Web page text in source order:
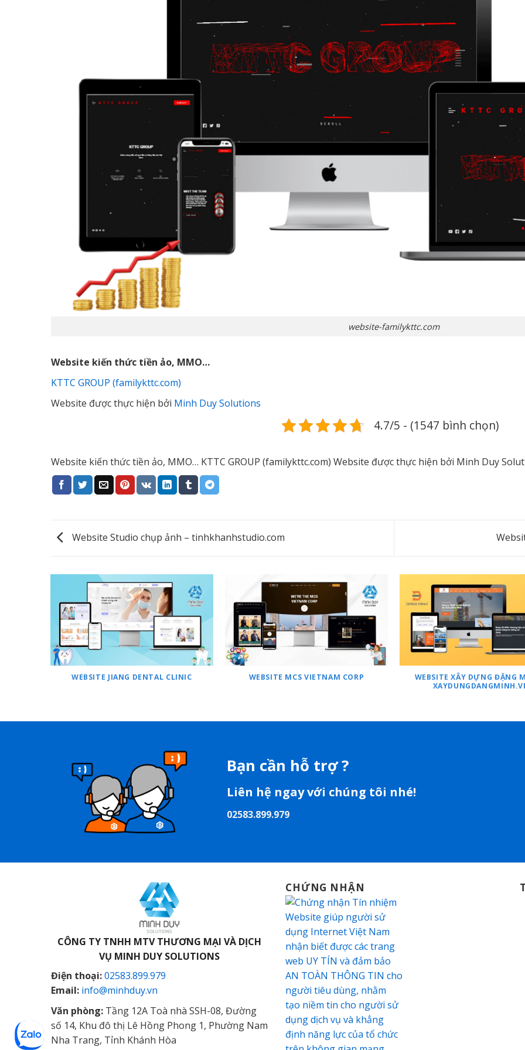
website-familykttc.com
Website kiến thức tiền ảo, MMO…
KTTC GROUP (familykttc.com)
Website được thực hiện bởi Minh Duy Solutions
4.7/5 - (1547 bình chọn)
Website kiến thức tiền ảo, MMO… KTTC GROUP (familykttc.com) Website được thực hiện bởi Minh Duy
Website Studio chụp ảnh – tinhkhanhstudio.com
WEBSITE JIANG DENTAL CLINIC WEBSITE MCS VIETNAM CORP
WEBSITE XÂY DỰNG ĐẶNG
Bạn cần hỗ trợ ?
Liên hệ ngay với chúng tôi nhé!
02583.899.979
CÔNG TY TNHH MTV THƯƠNG MẠI VÀ DỊCH
VỤ MINH DUY SOLUTIONS
Điện thoại:02583.899.979
Email: info@minhduy.vn
Văn phòng: Tầng 12A Toà nhà SSH-08, Đường
số 14, Khu đô thị Lê Hồng Phong 1, Phường Nam
Nha Trang, Tỉnh Khánh Hòa
CHỨNG NHẬN